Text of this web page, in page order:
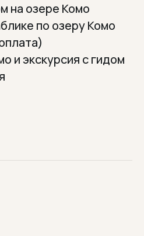
на озере Комо
по озеру Комо
и экскурсия с гидом